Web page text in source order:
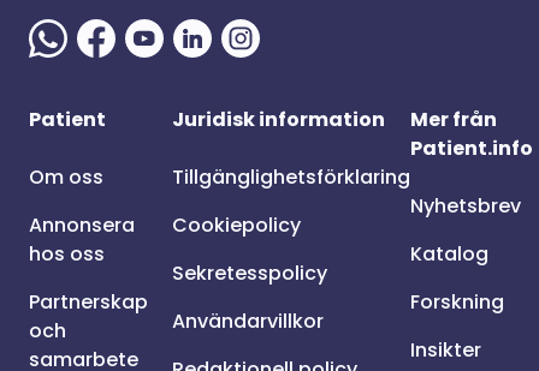
Patient
Om oss
Annonsera
hos oss
Partnerskap
och
samarbete
Juridisk information
Tillgänglighetsförklaring
Cookiepolicy
Sekretesspolicy
Användarvillkor
Mer från
Patient.info
Nyhetsbrev
Katalog
Forskning
Insikter